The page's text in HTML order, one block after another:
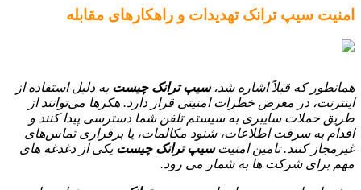
امنیت سیپ ترانک تهدیدات و راهکارهای مقابله
همانطور که قبلاً اشاره شد،سیپ ترانک چیست به دلیل استفاده از
اینترنت، در معرض خطرات امنیتی قرار دارد. هکرها می‌توانند از
طریق حملات سایبری به سیستم تلفن شما دسترسی پیدا کنند و
اقدام به سرقت اطلاعات، شنود مکالمات، یا برقراری تماس‌های
غیرمجاز کنند. تامین امنیتسیپ ترانک چیست یکی از دغدغه های
مهم برای شرکت ها به شمار می رود.